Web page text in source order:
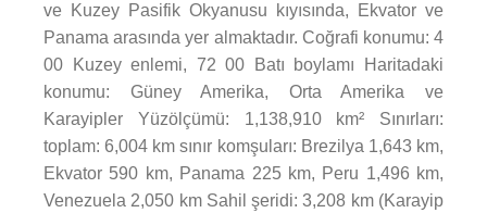
ve Kuzey Pasifik Okyanusu kıyısında, Ekvator ve
Panama arasında yer almaktadır. Coğrafi konumu: 4
00 Kuzey enlemi, 72 00 Batı boylamı Haritadaki
konumu: Güney Amerika, Orta Amerika ve
Karayipler Yüzölçümü: 1,138,910 km² Sınırları:
toplam: 6,004 km sınır komşuları: Brezilya 1,643 km,
Ekvator 590 km, Panama 225 km, Peru 1,496 km,
Venezuela 2,050 km Sahil şeridi: 3,208 km (Karayip